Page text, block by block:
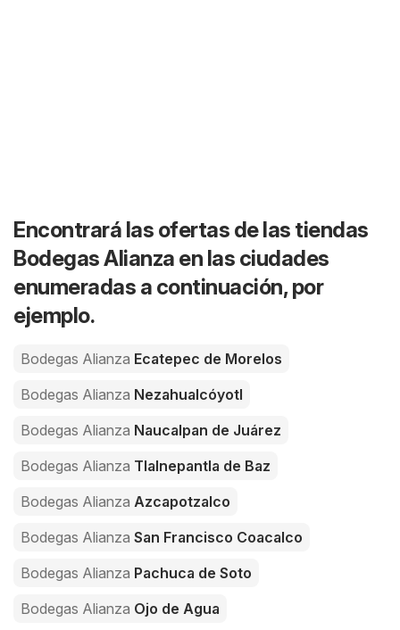
Encontrará las ofertas de las tiendas
Bodegas Alianza en las ciudades
enumeradas a continuación, por
ejemplo.
Bodegas Alianza Ecatepec de Morelos
Bodegas Alianza Nezahualcóyotl
Bodegas Alianza Naucalpan de Juárez
Bodegas Alianza Tlalnepantla de Baz
Bodegas Alianza Azcapotzalco
Bodegas Alianza San Francisco Coacalco
Bodegas Alianza Pachuca de Soto
Bodegas Alianza Ojo de Agua